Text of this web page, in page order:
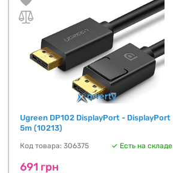
Ugreen DP102 DisplayPort - DisplayPort
5m (10213)
Код товара: 306375 Есть на складе
691 грн